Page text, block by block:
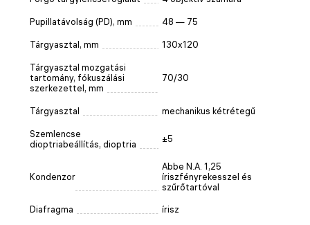
Pupillatávolság (PD), mm 48 — 75
Tárgyasztal, mm 130x120
Tárgyasztal mozgatási
tartomány, fókuszálási
szerkezettel, mm
70/30
Tárgyasztal mechanikus kétrétegű
Szemlencse
dioptriabeállítás, dioptria
±5
Kondenzor
Abbe N.A. 1,25
íriszfényrekesszel és
szűrőtartóval
Diafragma írisz